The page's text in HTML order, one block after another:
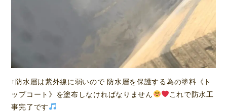
↑防水層は紫外線に弱いので 防水層を保護する為の塗料《ト
ップコート》を塗布しなければなりません
これで防水工
事完了です